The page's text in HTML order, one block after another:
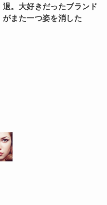
退。大好きだったブランド
がまた一つ姿を消した